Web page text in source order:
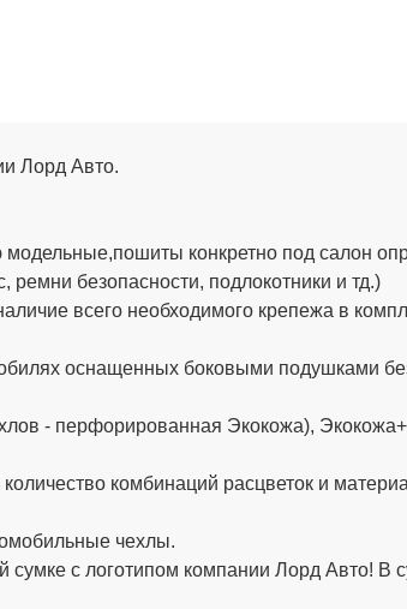
Лорд Авто.
конкретно под салон
безопасности, подлокотники и тд.)
всего необходимого крепежа в
оснащенных боковыми подушками
- перфорированная Экокожа),
комбинаций расцветок и
чехлы.
с логотипом компании Лорд Авто! В